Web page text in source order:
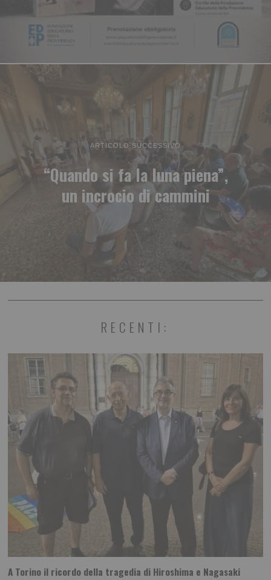
ARTICOLO SUCCESSIVO
“Quando si fa la luna piena”,
un incrocio di cammini
RECENTI:
A Torino il ricordo della tragedia di Hiroshima e Nagasaki